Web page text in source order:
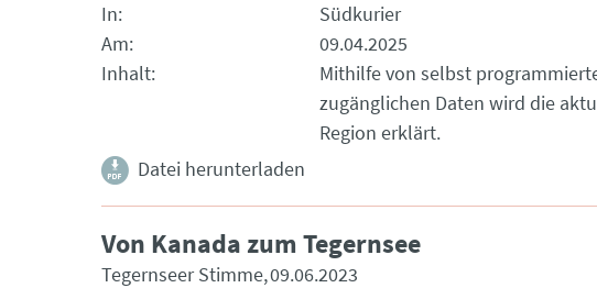
In
Südkurier
Am
09.04.2025
Inhalt
Mithilfe von selbst
zugänglichen Daten wird die
Region erklärt.
Datei herunterladen
Von Kanada zum Tegernsee
Tegernseer Stimme 09.06.2023